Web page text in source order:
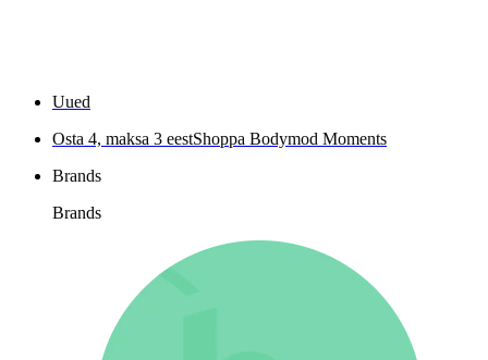
Uued
Osta 4, maksa 3 eestShoppa Bodymod Moments
Brands
Brands